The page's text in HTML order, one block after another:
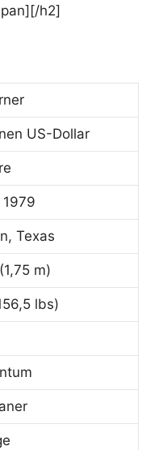
h2]
US-Dollar
1979
Texas
m)
lbs)